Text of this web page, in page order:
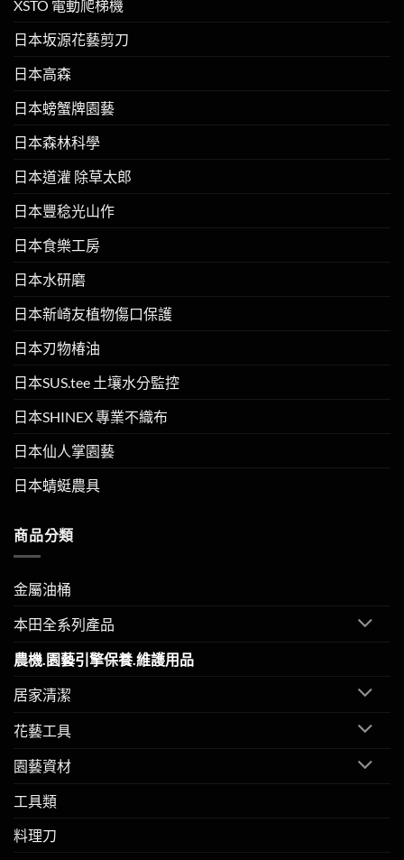
XSTO 電動爬梯機
日本坂源花藝剪刀
日本高森
日本螃蟹牌園藝
日本森林科學
日本道灌 除草太郎
日本豐稔光山作
日本食樂工房
日本水研磨
日本新崎友植物傷口保護
日本刃物椿油
日本SUS.tee 土壤水分監控
日本SHINEX 專業不織布
日本仙人掌園藝
日本蜻蜓農具
商品分類
金屬油桶
本田全系列產品
農機.園藝引擎保養.維護用品
居家清潔
花藝工具
園藝資材
工具類
料理刀